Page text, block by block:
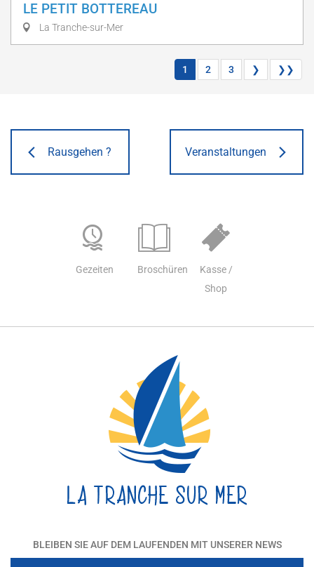
LE PETIT BOTTEREAU
La Tranche-sur-Mer
1 2 3 ❯ ❯❯
Rausgehen ? Veranstaltungen
Gezeiten Broschüren
Kasse /
Shop
BLEIBEN SIE AUF DEM LAUFENDEN MIT UNSERER NEWS